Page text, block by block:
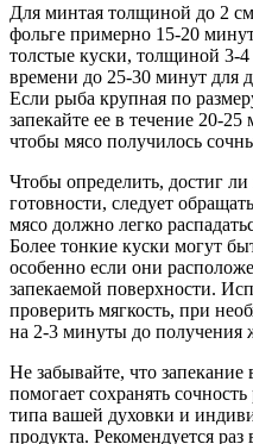
Для минтая толщиной до 2 см
фольге примерно 15-20
толстые куски, толщиной 3-
времени до 25-30 минут для
Если рыба крупная по
запекайте ее в течение 20-
чтобы мясо получилось
Чтобы определить, достиг
готовности, следует
мясо должно легко
Более тонкие куски могут
особенно если они
запекаемой поверхности.
проверить мягкость, при
на 2-3 минуты до получения
Не забывайте, что запекание
помогает сохранять
типа вашей духовки и
продукта. Рекомендуется